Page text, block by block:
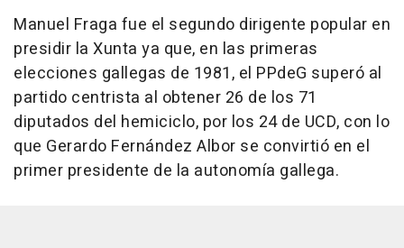
Manuel Fraga fue el segundo dirigente popular en
presidir la Xunta ya que, en las primeras
elecciones gallegas de 1981, el PPdeG superó al
partido centrista al obtener 26 de los 71
diputados del hemiciclo, por los 24 de UCD, con lo
que Gerardo Fernández Albor se convirtió en el
primer presidente de la autonomía gallega.